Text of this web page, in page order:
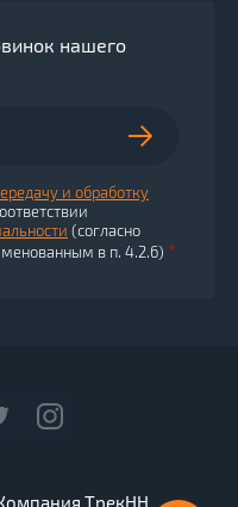
нашего
и обработку
(согласно
в п. 4.2.6) *